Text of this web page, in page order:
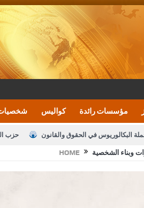
شخصيات كواليس مؤسسات رائدة
حزب البكالوريوس في الحقوق والقانون
بيان اجتماع عمّان:دعم الوصاية
مجلس النواب على شراكة فاعلة مع الإعلام
HOME وبناء الشخصية